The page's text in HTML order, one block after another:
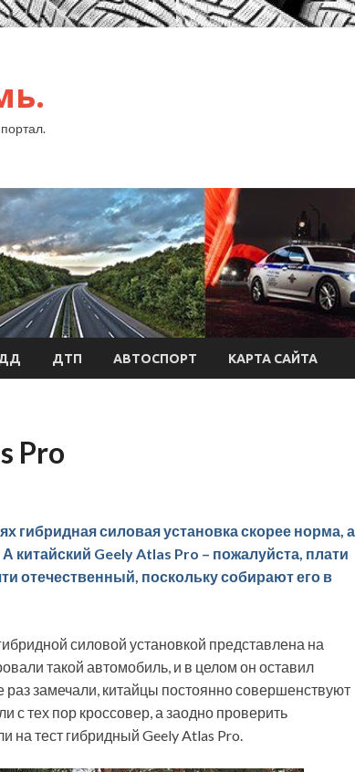
ДТП АВТОСПОРТ КАРТА САЙТА
Pro
гибридная силовая установка скорее норма, а
китайский Geely Atlas Pro – пожалуйста, плати
отечественный, поскольку собирают его в
силовой установкой представлена на
такой автомобиль, и в целом он оставил
замечали, китайцы постоянно совершенствуют
с тех пор кроссовер, а заодно проверить
на тест гибридный Geely Atlas Pro.